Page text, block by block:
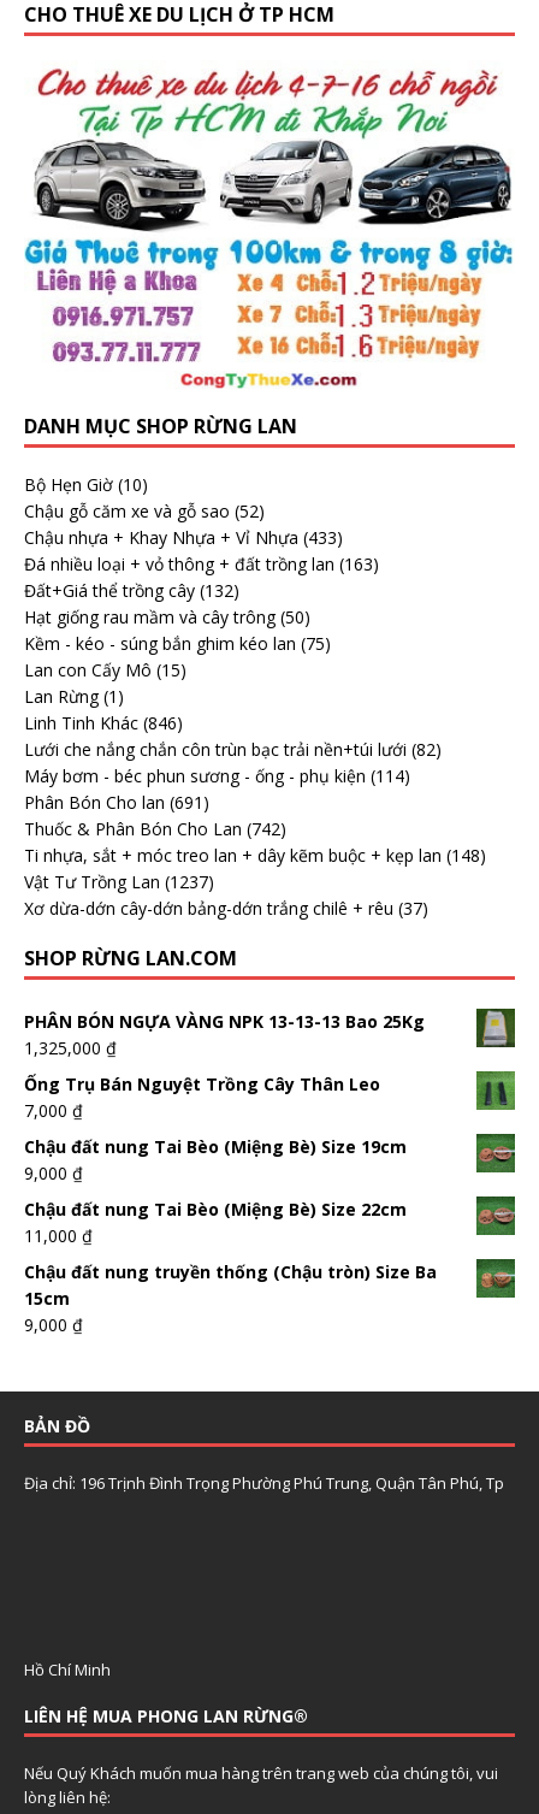
CHO THUÊ XE DU LỊCH Ở TP HCM
DANH MỤC SHOP RỪNG LAN
Bộ Hẹn Giờ (10)
Chậu gỗ căm xe và gỗ sao (52)
Chậu nhựa + Khay Nhựa + Vỉ Nhựa (433)
Đá nhiều loại + vỏ thông + đất trồng lan (163)
Đất+Giá thể trồng cây (132)
Hạt giống rau mầm và cây trông (50)
Kềm - kéo - súng bắn ghim kéo lan (75)
Lan con Cấy Mô (15)
Lan Rừng (1)
Linh Tinh Khác (846)
Lưới che nắng chắn côn trùn bạc trải nền+túi lưới (82)
Máy bơm - béc phun sương - ống - phụ kiện (114)
Phân Bón Cho lan (691)
Thuốc & Phân Bón Cho Lan (742)
Ti nhựa, sắt + móc treo lan + dây kẽm buộc + kẹp lan (148)
Vật Tư Trồng Lan (1237)
Xơ dừa-dớn cây-dớn bảng-dớn trắng chilê + rêu (37)
SHOP RỪNG LAN.COM
PHÂN BÓN NGỰA VÀNG NPK 13-13-13 Bao 25Kg
1,325,000 ₫
Ống Trụ Bán Nguyệt Trồng Cây Thân Leo
7,000 ₫
Chậu đất nung Tai Bèo (Miệng Bè) Size 19cm
9,000 ₫
Chậu đất nung Tai Bèo (Miệng Bè) Size 22cm
11,000 ₫
Chậu đất nung truyền thống (Chậu tròn) Size Ba
15cm
9,000 ₫
BẢN ĐỒ
Địa chỉ: 196 Trịnh Đình Trọng Phường Phú Trung, Quận Tân Phú, Tp
Hồ Chí Minh
LIÊN HỆ MUA PHONG LAN RỪNG®
Nếu Quý Khách muốn mua hàng trên trang web của chúng tôi, vui
lòng liên hệ: